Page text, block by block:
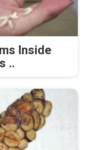
Inside
..